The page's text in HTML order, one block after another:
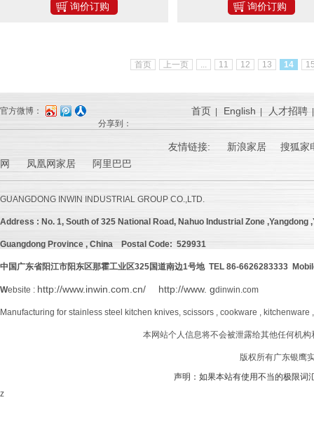
询价订购 询价订购
首页 上一页 ... 11 12 13 14
官方微博：
分享到：
首页 English 人才招聘
友情链接: 新浪家居 搜狐家
网 凤凰网家居 阿里巴巴
GUANGDONG INWIN INDUSTRIAL GROUP CO.,LTD.
Address : No. 1, South of 325 National Road, Nahuo Industrial Zone ,Yangdong
Guangdong Province , China Postal Code: 529931
中国广东省阳江市阳东区那霍工业区325国道南边1号地 TEL 86-6626283333
Website : http://www.inwin.com.cn/ http://www. gdinwin.com
Manufacturing for stainless steel kitchen knives, scissors , cookware ,
本网站个人信息将不会被泄露给其他任何机
版权所有广东银鹰
声明：如果本站有使用不当的极限词
z